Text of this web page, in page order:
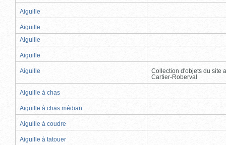
Aiguille
Aiguille
Aiguille
Aiguille
Aiguille
Collection d'objets du site
Cartier-Roberval
Aiguille à chas
Aiguille à chas médian
Aiguille à coudre
Aiguille à tatouer